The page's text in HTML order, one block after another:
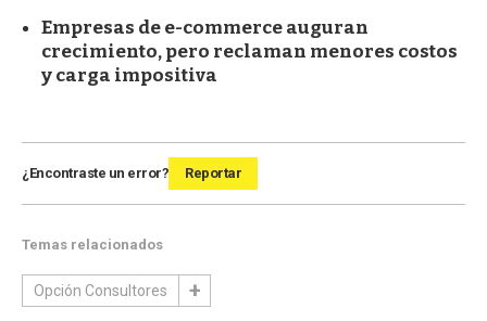
Empresas de e-commerce auguran
crecimiento, pero reclaman menores costos
y carga impositiva
¿Encontraste un error? Reportar
Temas relacionados
Opción Consultores